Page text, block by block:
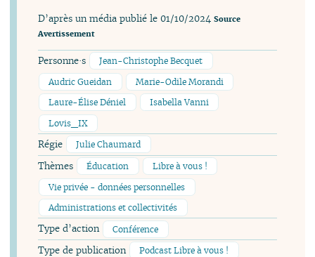
D’après un média publié le 01/10/2024 Source
Avertissement
Personne·s
Jean-Christophe Becquet
Audric Gueidan
Marie-Odile Morandi
Laure-Élise Déniel
Isabella Vanni
Lovis_IX
Régie Julie Chaumard
Thèmes Éducation
Libre à vous !
Vie privée - données personnelles
Administrations et collectivités
Type d’action Conférence
Type de publication Podcast Libre à vous !